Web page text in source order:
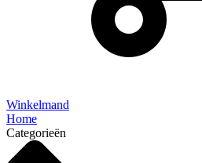
Winkelmand
Home
Categorieën